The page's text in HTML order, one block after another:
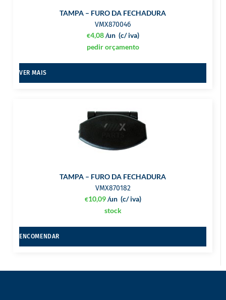
TAMPA – FURO DA FECHADURA
VMX870046
€4,08 (c/ iva)
/un
pedir orçamento
VER MAIS
TAMPA – FURO DA FECHADURA
VMX870182
€10,09 (c/ iva)
/un
stock
ENCOMENDAR